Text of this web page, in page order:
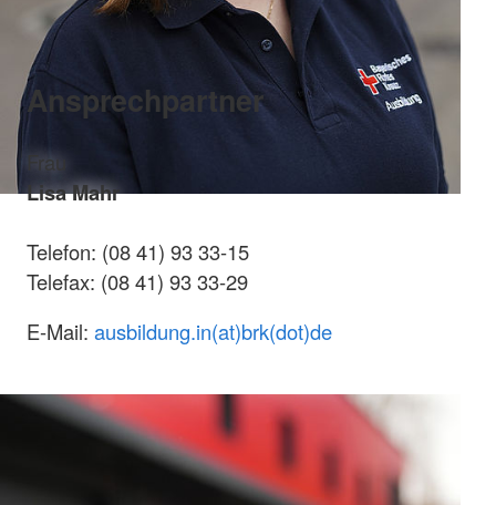
Ansprechpartner
Frau
Lisa Mahr
Telefon: (08 41) 93 33-15
Telefax: (08 41) 93 33-29
E-Mail: ausbildung.in(at)brk(dot)de